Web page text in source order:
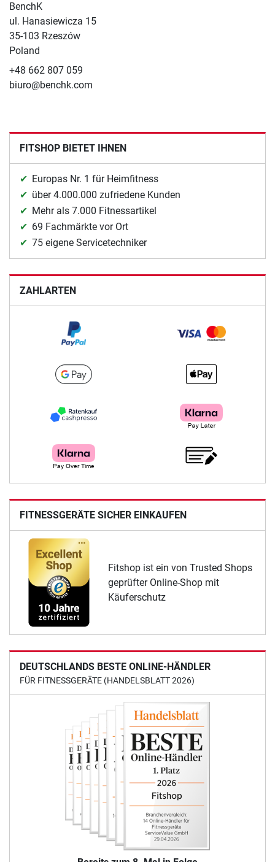
BenchK
ul. Hanasiewicza 15
35-103 Rzeszów
Poland
+48 662 807 059
biuro@benchk.com
FITSHOP BIETET IHNEN
Europas Nr. 1 für Heimfitness
über 4.000.000 zufriedene Kunden
Mehr als 7.000 Fitnessartikel
69 Fachmärkte vor Ort
75 eigene Servicetechniker
ZAHLARTEN
FITNESSGERÄTE SICHER EINKAUFEN
Fitshop ist ein von Trusted Shops
geprüfter Online-Shop mit
Käuferschutz
DEUTSCHLANDS BESTE ONLINE-HÄNDLER
FÜR FITNESSGERÄTE (HANDELSBLATT 2026)